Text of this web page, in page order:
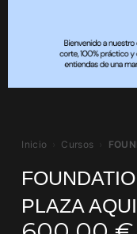
Inicio Cursos
PLAZA AQUI